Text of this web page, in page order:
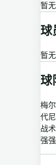
暂
球
暂
球
梅
代
战
强